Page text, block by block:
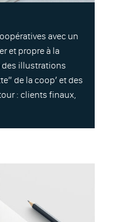
avec un
et propre à la
des illustrations
de la coop’ et des
: clients finaux,